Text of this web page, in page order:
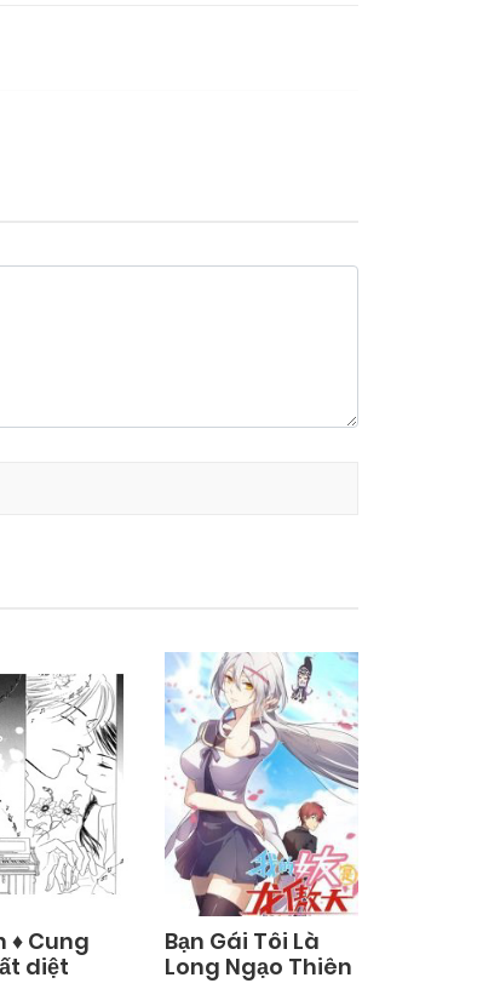
♦ Cung
diệt
Bạn Gái Tôi Là
Long Ngạo Thiên